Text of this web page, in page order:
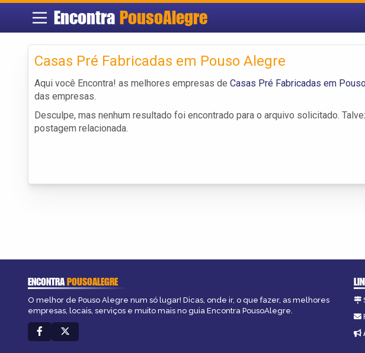
Encontra PousoAlegre
Casas Pré Fabricadas em Pouso Alegre
Aqui você Encontra! as melhores empresas de Casas Pré Fabricadas em
das empresas.
Desculpe, mas nenhum resultado foi encontrado para o arquivo solicitado.
postagem relacionada.
ENCONTRAPOUSOALEGRE
O melhor de Pouso Alegre num só lugar! Dicas, onde ir, o que fazer, as melhores
empresas, locais, serviços e muito mais no guia Encontra PousoAlegre.